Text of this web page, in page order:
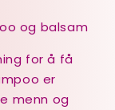
og balsam
for å få
er
menn og